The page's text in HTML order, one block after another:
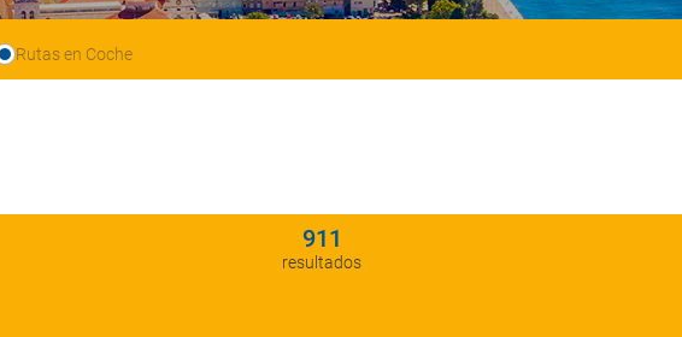
Rutas en Coche
911
resultados